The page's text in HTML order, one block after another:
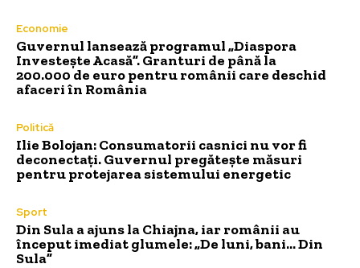
Economie
Guvernul lansează programul „Diaspora
Investește Acasă”. Granturi de până la
200.000 de euro pentru românii care deschid
afaceri în România
Politică
Ilie Bolojan: Consumatorii casnici nu vor fi
deconectați. Guvernul pregătește măsuri
pentru protejarea sistemului energetic
Sport
Din Sula a ajuns la Chiajna, iar românii au
început imediat glumele: „De luni, bani… Din
Sula”